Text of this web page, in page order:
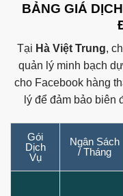
BẢNG GIÁ
Tại Hà Việt Trung,
quản lý minh bạch
cho Facebook hàng
lý để đảm bảo biên
Gói
Dịch
Vụ
Ngân Sách
/ Tháng